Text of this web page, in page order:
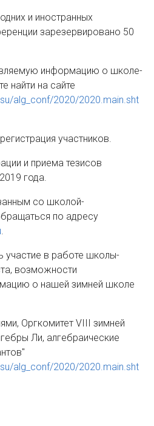
и иностранных
зарезервировано 50
информацию о школе-
найти на сайте
alg_conf/2020/2020.main.sht
участников.
и приема тезисов
года.
со школой-
по адресу
.
участие в работе школы-
возможности
о нашей зимней школе
Оргкомитет VIII зимней
Ли, алгебраические
alg_conf/2020/2020.main.sht